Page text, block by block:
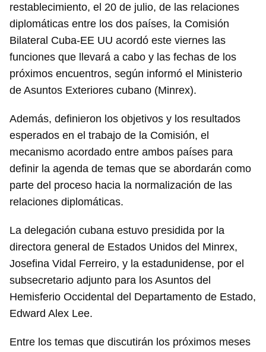
restablecimiento, el 20 de julio, de las relaciones
diplomáticas entre los dos países, la Comisión
Bilateral Cuba-EE UU acordó este viernes las
funciones que llevará a cabo y las fechas de los
próximos encuentros, según informó el Ministerio
de Asuntos Exteriores cubano (Minrex).
Además, definieron los objetivos y los resultados
esperados en el trabajo de la Comisión, el
mecanismo acordado entre ambos países para
definir la agenda de temas que se abordarán como
parte del proceso hacia la normalización de las
relaciones diplomáticas.
La delegación cubana estuvo presidida por la
directora general de Estados Unidos del Minrex,
Josefina Vidal Ferreiro, y la estadunidense, por el
subsecretario adjunto para los Asuntos del
Hemisferio Occidental del Departamento de Estado,
Edward Alex Lee.
Entre los temas que discutirán los próximos meses